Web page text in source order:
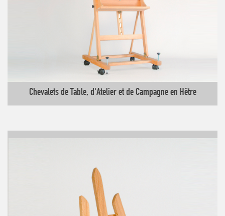
Chevalets de Table, d'Atelier et de Campagne en Hêtre